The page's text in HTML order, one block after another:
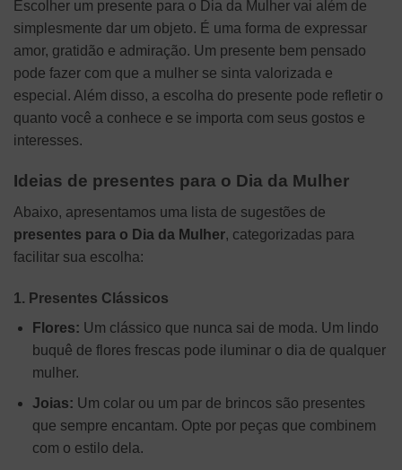
Escolher um presente para o Dia da Mulher vai além de
simplesmente dar um objeto. É uma forma de expressar
amor, gratidão e admiração. Um presente bem pensado
pode fazer com que a mulher se sinta valorizada e
especial. Além disso, a escolha do presente pode refletir o
quanto você a conhece e se importa com seus gostos e
interesses.
Ideias de presentes para o Dia da Mulher
Abaixo, apresentamos uma lista de sugestões de
presentes para o Dia da Mulher, categorizadas para
facilitar sua escolha:
1. Presentes Clássicos
Flores: Um clássico que nunca sai de moda. Um lindo
buquê de flores frescas pode iluminar o dia de qualquer
mulher.
Joias: Um colar ou um par de brincos são presentes
que sempre encantam. Opte por peças que combinem
com o estilo dela.